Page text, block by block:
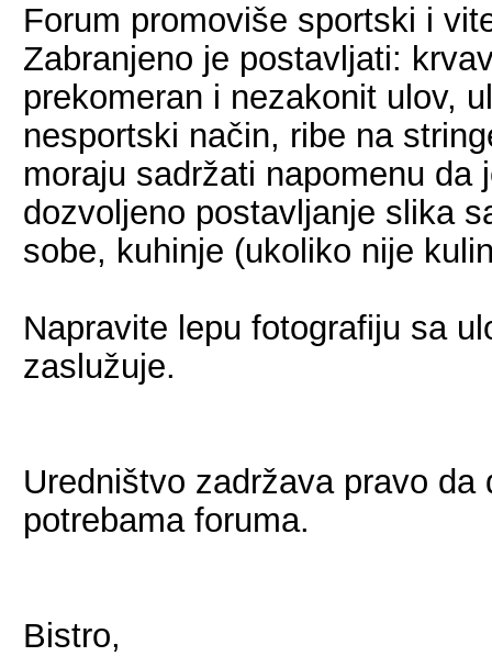
Forum promoviše sportski i
Zabranjeno je postavljati:
prekomeran i nezakonit ulov,
nesportski način, ribe na
moraju sadržati napomenu da
dozvoljeno postavljanje slika
sobe, kuhinje (ukoliko nije
Napravite lepu fotografiju sa
zaslužuje.
Uredništvo zadržava pravo
potrebama foruma.
Bistro,